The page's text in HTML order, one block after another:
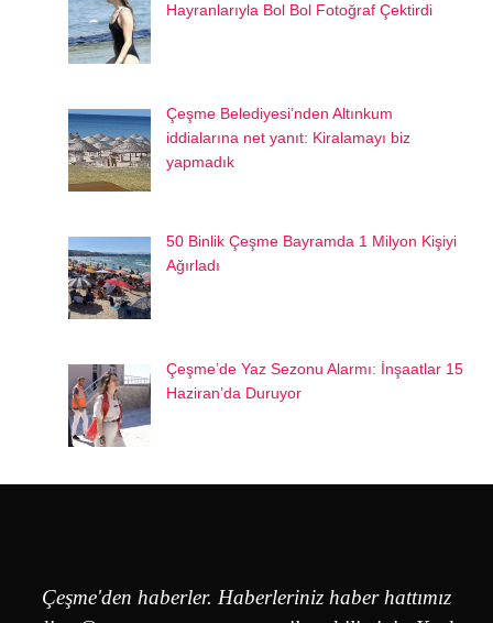
Hayranlarıyla Bol Bol Fotoğraf Çektirdi
Çeşme Belediyesi’nden Altınkum
iddialarına net yanıt: Kiralamayı biz
yapmadık
50 Binlik Çeşme Bayramda 1 Milyon Kişiyi
Ağırladı
Çeşme’de Yaz Sezonu Alarmı: İnşaatlar 15
Haziran’da Duruyor
Çeşme'den haberler. Haberleriniz haber hattımız